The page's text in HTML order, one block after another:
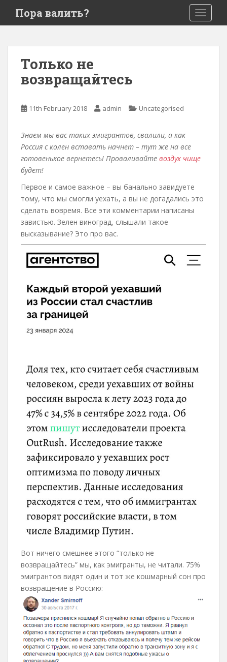
i
Пора валить?
Только не
возвращайтесь
11th February 2018 admin Uncategorised
Знаем мы вас таких эмигрантов, свалили, а как
Россия с колен вставать начнет – тут же на все
готовенькое вернетесь! Проваливайте воздух чище
будет!
Первое и самое важное – вы банально завидуете
тому, что мы смогли уехать, а вы не догадались это
сделать вовремя. Все эти комментарии написаны
завистью. Зелен виноград, слышали такое
высказывание? Это про вас.
Вот ничего смешнее этого “только не
возвращайтесь” мы, как эмигранты, не читали. 75%
эмигрантов видят один и тот же кошмарный сон про
возвращение в Россию: